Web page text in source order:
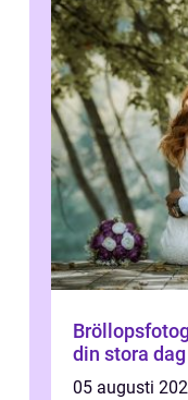
din stora dag
05 augusti